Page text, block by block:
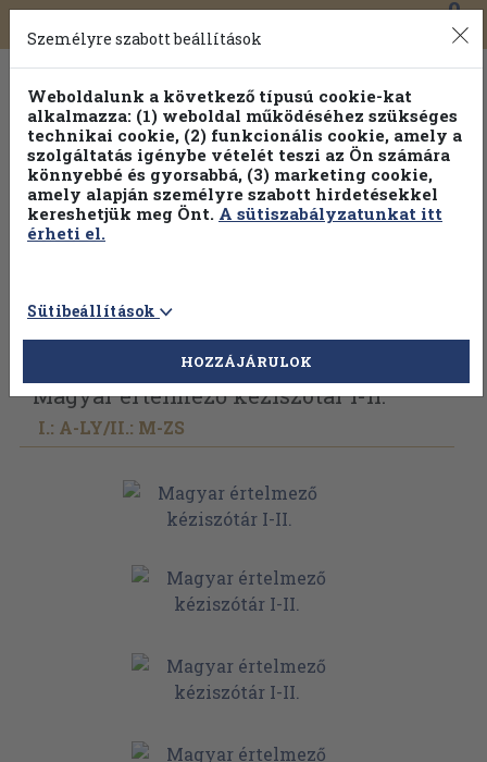
Toggle
navigation
0
Válogasson több mint 1.000.000 kiadványunk közül
100% kedvezménnyel!
Vissza az előző oldalra Válasszon példányt
Magyar értelmező kéziszótár I-II.
I.: A-LY/II.: M-ZS
Személyre szabott beállítások
Weboldalunk a következő típusú cookie-kat
alkalmazza: (1) weboldal működéséhez szükséges
technikai cookie, (2) funkcionális cookie, amely a
szolgáltatás igénybe vételét teszi az Ön számára
könnyebbé és gyorsabbá, (3) marketing cookie,
amely alapján személyre szabott hirdetésekkel
kereshetjük meg Önt. A sütiszabályzatunkat itt
érheti el.
Sütibeállítások
HOZZÁJÁRULOK